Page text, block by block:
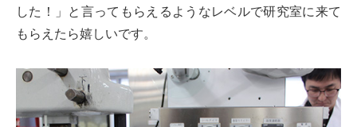
した！」と言ってもらえるようなレベルで研究室に来て
もらえたら嬉しいです。